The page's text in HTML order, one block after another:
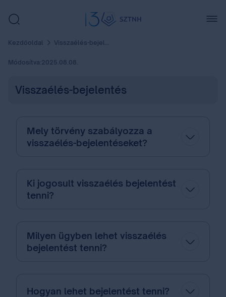
Kezdőoldal Visszaélés-bejelentés
Módosítva:2025.08.08.
Visszaélés-bejelentés
Mely törvény szabályozza a
visszaélés-bejelentéseket?
Ki jogosult visszaélés bejelentést
tenni?
Milyen ügyben lehet visszaélés
bejelentést tenni?
Hogyan lehet bejelentést tenni?